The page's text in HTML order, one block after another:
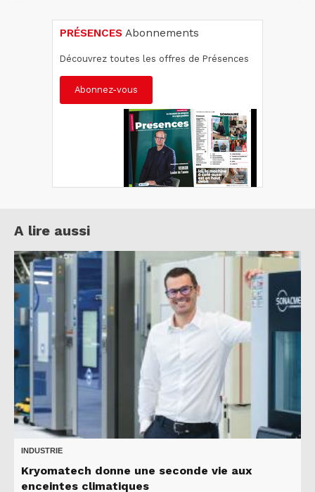
PRÉSENCES Abonnements
Découvrez toutes les offres de Présences
Abonnez-vous
A lire aussi
INDUSTRIE
Kryomatech donne une seconde vie aux
enceintes climatiques